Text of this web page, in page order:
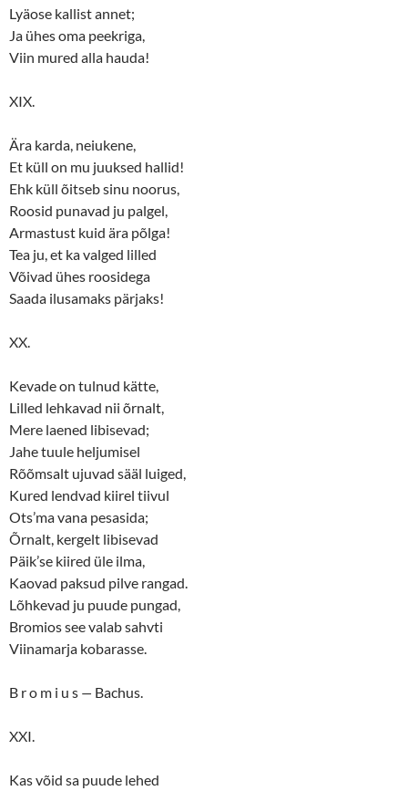
Lyäose kallist annet;
Ja ühes oma peekriga,
Viin mured alla hauda!
XIX.
Ära karda, neiukene,
Et küll on mu juuksed hallid!
Ehk küll õitseb sinu noorus,
Roosid punavad ju palgel,
Armastust kuid ära põlga!
Tea ju, et ka valged lilled
Võivad ühes roosidega
Saada ilusamaks pärjaks!
XX.
Kevade on tulnud kätte,
Lilled lehkavad nii õrnalt,
Mere laened libisevad;
Jahe tuule heljumisel
Rõõmsalt ujuvad sääl luiged,
Kured lendvad kiirel tiivul
Ots’ma vana pesasida;
Õrnalt, kergelt libisevad
Päik’se kiired üle ilma,
Kaovad paksud pilve rangad.
Lõhkevad ju puude pungad,
Bromios see valab sahvti
Viinamarja kobarasse.
B r o m i u s — Bachus.
XXI.
Kas võid sa puude lehed